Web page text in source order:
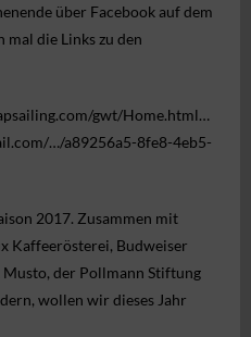
über Facebook auf dem
mal die Links zu den
gwt/Home.html…
…/a89256a5-8fe8-4eb5-
2017. Zusammen mit
Kaffeerösterei, Budweiser
Musto, der Pollmann Stiftung
wollen wir dieses Jahr